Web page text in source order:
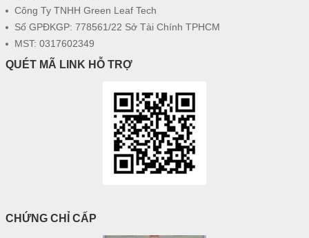
Công Ty TNHH Green Leaf Tech
Số GPĐKGP: 778561/22 Sở Tài Chính TPHCM
MST: 0317602349
QUÉT MÃ LINK HỖ TRỢ
CHỨNG CHỈ CẤP